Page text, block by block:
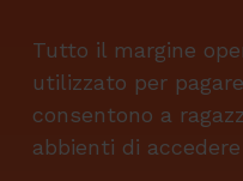
Tutto il margine
utilizzato per pagare
consentono a
abbienti di